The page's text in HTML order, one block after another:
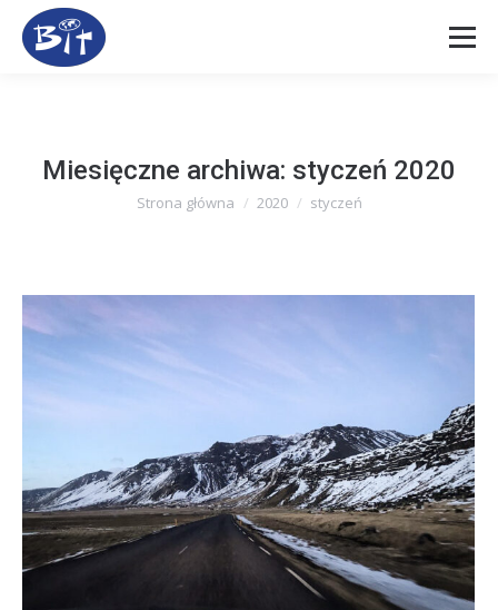
Miesięczne archiwa: styczeń 2020
Jesteś tutaj:
Strona główna 2020 styczeń